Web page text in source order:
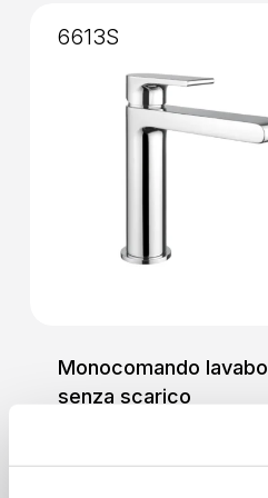
Monocomando lavabo
senza scarico
6613S